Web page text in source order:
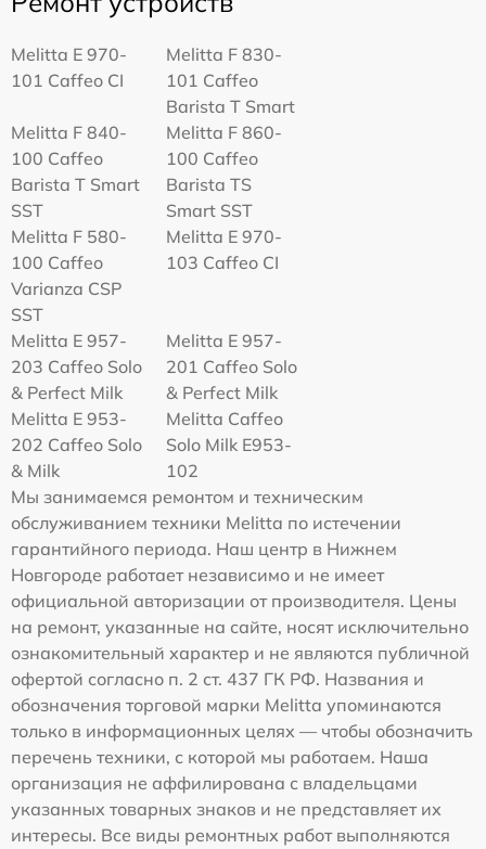
Melitta Е 970-
101 Caffeo CI
Melitta F 830-
101 Caffeo
Barista T Smart
Melitta F 840-
100 Caffeo
Barista T Smart
SST
Melitta F 860-
100 Caffeo
Barista TS
Smart SST
Melitta F 580-
100 Caffeo
Varianza CSP
SST
Melitta Е 970-
103 Caffeo CI
Melitta E 957-
203 Caffeo Solo
& Perfect Milk
Melitta E 957-
201 Caffeo Solo
& Perfect Milk
Melitta Е 953-
202 Caffeo Solo
& Milk
Melitta Caffeo
Solo Milk E953-
102
Мы занимаемся ремонтом и техническим
обслуживанием техники Melitta по истечении
гарантийного периода. Наш центр в Нижнем
Новгороде работает независимо и не имеет
официальной авторизации от производителя. Цены
на ремонт, указанные на сайте, носят исключительно
ознакомительный характер и не являются публичной
офертой согласно п. 2 ст. 437 ГК РФ. Названия и
обозначения торговой марки Melitta упоминаются
только в информационных целях — чтобы обозначить
перечень техники, с которой мы работаем. Наша
организация не аффилирована с владельцами
указанных товарных знаков и не представляет их
интересы. Все виды ремонтных работ выполняются